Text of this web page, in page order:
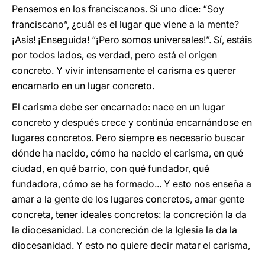
Pensemos en los franciscanos. Si uno dice: “Soy
franciscano”, ¿cuál es el lugar que viene a la mente?
¡Asís! ¡Enseguida! “¡Pero somos universales!”. Sí, estáis
por todos lados, es verdad, pero está el origen
concreto. Y vivir intensamente el carisma es querer
encarnarlo en un lugar concreto.
El carisma debe ser encarnado: nace en un lugar
concreto y después crece y continúa encarnándose en
lugares concretos. Pero siempre es necesario buscar
dónde ha nacido, cómo ha nacido el carisma, en qué
ciudad, en qué barrio, con qué fundador, qué
fundadora, cómo se ha formado... Y esto nos enseña a
amar a la gente de los lugares concretos, amar gente
concreta, tener ideales concretos: la concreción la da
la diocesanidad. La concreción de la Iglesia la da la
diocesanidad. Y esto no quiere decir matar el carisma,